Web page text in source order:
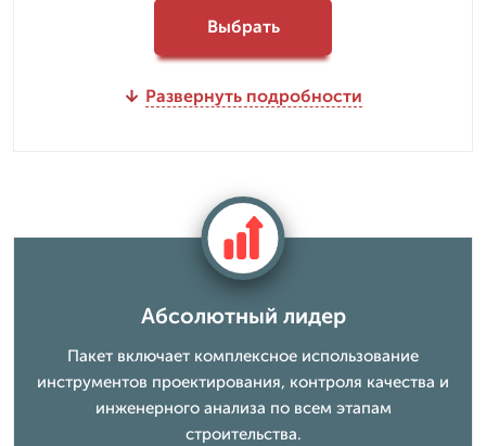
Выбрать
Развернуть подробности
Абсолютный лидер
Пакет включает комплексное использование
инструментов проектирования, контроля качества и
инженерного анализа по всем этапам
строительства.